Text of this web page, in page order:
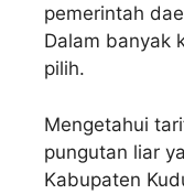
pemerintah
Dalam banyak
pilih.
Mengetahui
pungutan liar
Kabupaten